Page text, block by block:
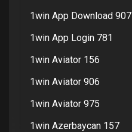
1win App Download 907
1win App Login 781
1win Aviator 156
1win Aviator 906
1win Aviator 975
1win Azerbaycan 157